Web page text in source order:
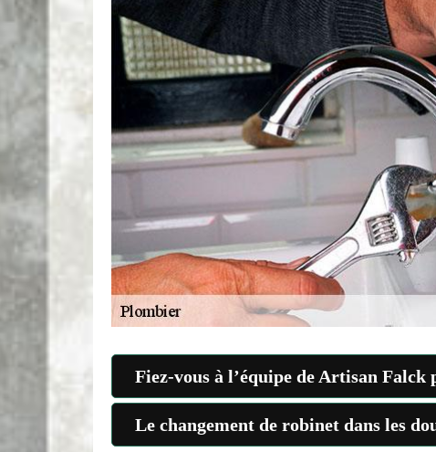
Fiez-vous à l’équipe de Artisan
Le changement de robinet dans les